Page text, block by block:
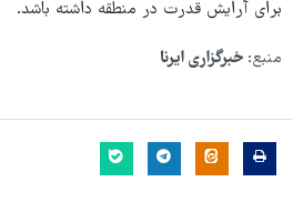
برای آرایش قدرت در منطقه داشته باشد.
منبع: خبرگزاری ایرنا